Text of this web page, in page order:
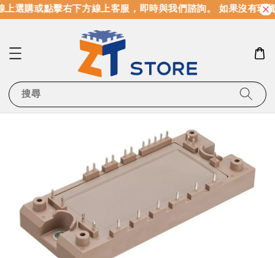
選購或點擊右下方線上客服，即時與我們諮詢。 如果沒有現
搜尋